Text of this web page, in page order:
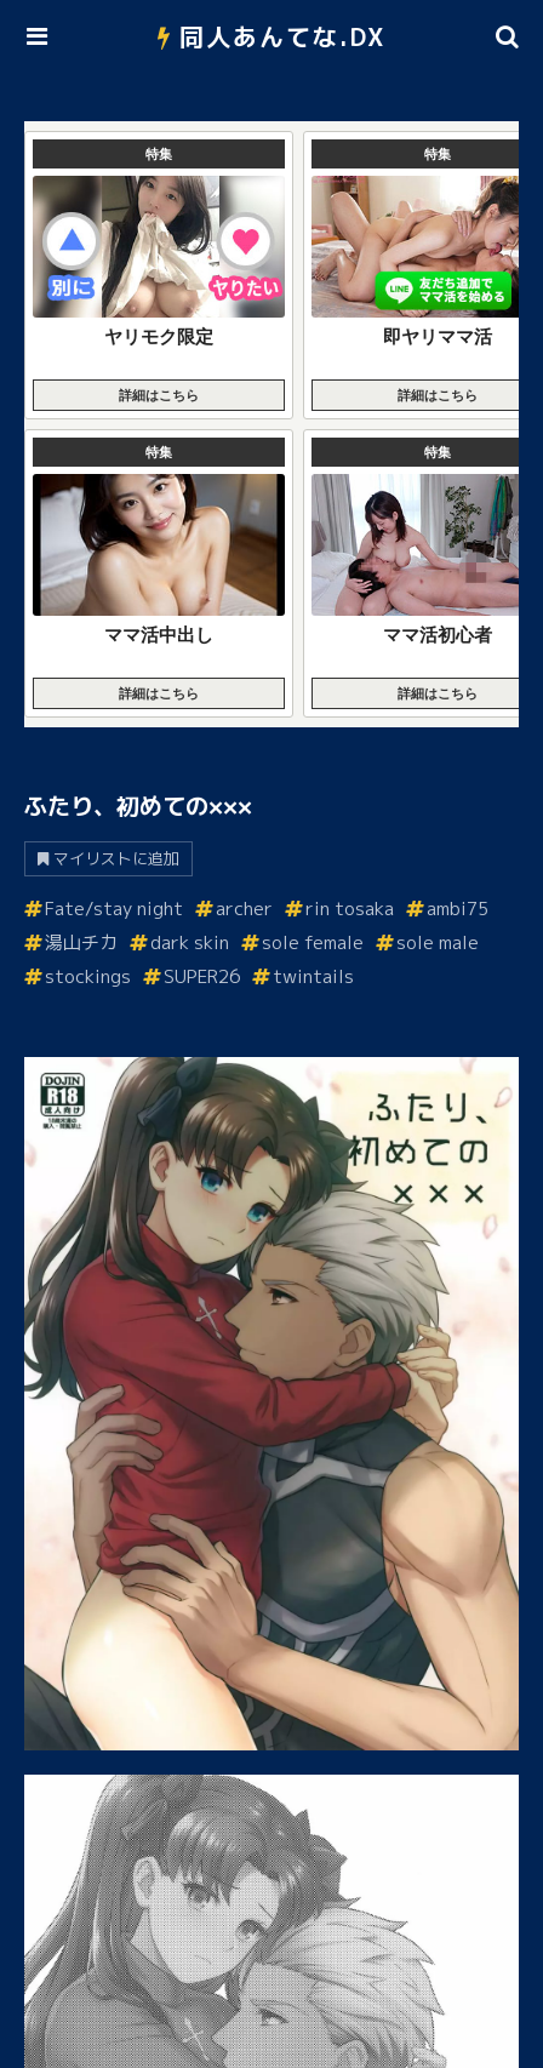
同人あんてな.DX
特集
ヤリモク限定
詳細はこちら
特集
ママ活中出し
詳細はこちら
特集
即ヤリママ活
詳細はこちら
特集
ママ活初心者
詳細はこちら
ふたり、初めての×××
マイリストに追加
Fate/stay night archer rin tosaka
ambi75
湯山チカ
dark skin sole female
sole male
stockings
SUPER26 twintails